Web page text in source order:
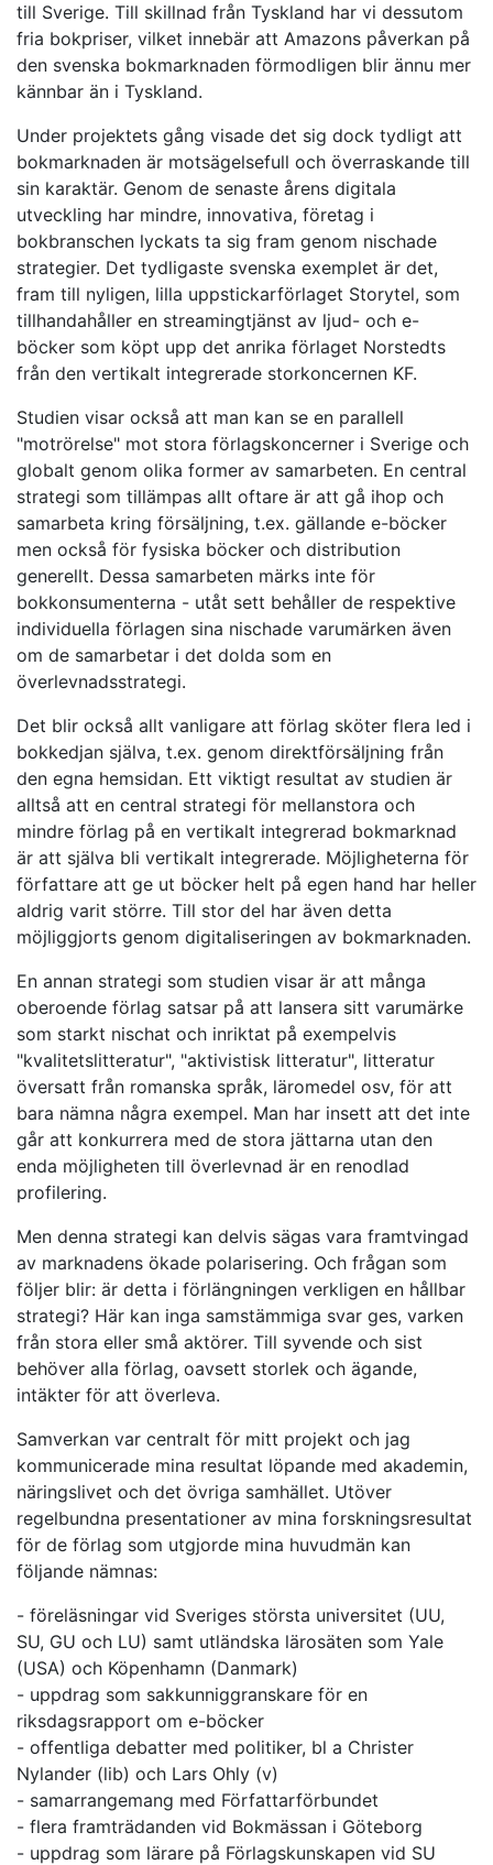
till Sverige. Till skillnad från Tyskland har vi dessutom
fria bokpriser, vilket innebär att Amazons påverkan på
den svenska bokmarknaden förmodligen blir ännu mer
kännbar än i Tyskland.
Under projektets gång visade det sig dock tydligt att
bokmarknaden är motsägelsefull och överraskande till
sin karaktär. Genom de senaste årens digitala
utveckling har mindre, innovativa, företag i
bokbranschen lyckats ta sig fram genom nischade
strategier. Det tydligaste svenska exemplet är det,
fram till nyligen, lilla uppstickarförlaget Storytel, som
tillhandahåller en streamingtjänst av ljud- och e-
böcker som köpt upp det anrika förlaget Norstedts
från den vertikalt integrerade storkoncernen KF.
Studien visar också att man kan se en parallell
"motrörelse" mot stora förlagskoncerner i Sverige och
globalt genom olika former av samarbeten. En central
strategi som tillämpas allt oftare är att gå ihop och
samarbeta kring försäljning, t.ex. gällande e-böcker
men också för fysiska böcker och distribution
generellt. Dessa samarbeten märks inte för
bokkonsumenterna - utåt sett behåller de respektive
individuella förlagen sina nischade varumärken även
om de samarbetar i det dolda som en
överlevnadsstrategi.
Det blir också allt vanligare att förlag sköter flera led i
bokkedjan själva, t.ex. genom direktförsäljning från
den egna hemsidan. Ett viktigt resultat av studien är
alltså att en central strategi för mellanstora och
mindre förlag på en vertikalt integrerad bokmarknad
är att själva bli vertikalt integrerade. Möjligheterna för
författare att ge ut böcker helt på egen hand har heller
aldrig varit större. Till stor del har även detta
möjliggjorts genom digitaliseringen av bokmarknaden.
En annan strategi som studien visar är att många
oberoende förlag satsar på att lansera sitt varumärke
som starkt nischat och inriktat på exempelvis
"kvalitetslitteratur", "aktivistisk litteratur", litteratur
översatt från romanska språk, läromedel osv, för att
bara nämna några exempel. Man har insett att det inte
går att konkurrera med de stora jättarna utan den
enda möjligheten till överlevnad är en renodlad
profilering.
Men denna strategi kan delvis sägas vara framtvingad
av marknadens ökade polarisering. Och frågan som
följer blir: är detta i förlängningen verkligen en hållbar
strategi? Här kan inga samstämmiga svar ges, varken
från stora eller små aktörer. Till syvende och sist
behöver alla förlag, oavsett storlek och ägande,
intäkter för att överleva.
Samverkan var centralt för mitt projekt och jag
kommunicerade mina resultat löpande med akademin,
näringslivet och det övriga samhället. Utöver
regelbundna presentationer av mina forskningsresultat
för de förlag som utgjorde mina huvudmän kan
följande nämnas:
- föreläsningar vid Sveriges största universitet (UU,
SU, GU och LU) samt utländska lärosäten som Yale
(USA) och Köpenhamn (Danmark)
- uppdrag som sakkunniggranskare för en
riksdagsrapport om e-böcker
- offentliga debatter med politiker, bl a Christer
Nylander (lib) och Lars Ohly (v)
- samarrangemang med Författarförbundet
- flera framträdanden vid Bokmässan i Göteborg
- uppdrag som lärare på Förlagskunskapen vid SU